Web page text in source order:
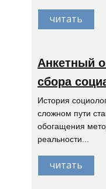
читать
Анкетный
сбора
История
сложном пути
обогащения
реальности...
читать